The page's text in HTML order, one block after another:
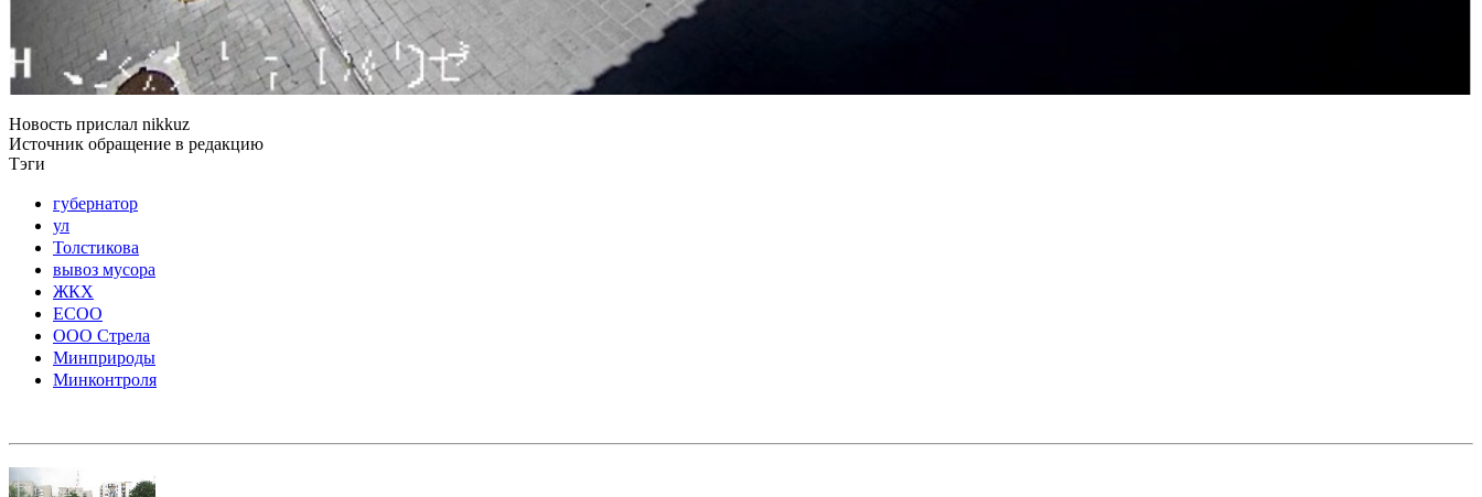
Новость прислал nikkuz
Источник обращение в редакцию
Тэги
губернатор
ул
Толстикова
вывоз мусора
ЖКХ
ЕСОО
ООО Стрела
Минприроды
Минконтроля